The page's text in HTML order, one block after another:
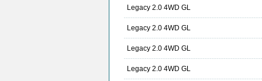
Legacy 2.0 4WD GL
Legacy 2.0 4WD GL
Legacy 2.0 4WD GL
Legacy 2.0 4WD GL